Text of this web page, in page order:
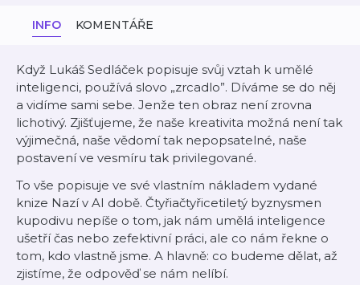
INFO KOMENTÁŘE
Když Lukáš Sedláček popisuje svůj vztah k umělé
inteligenci, používá slovo „zrcadlo”. Díváme se do něj
a vidíme sami sebe. Jenže ten obraz není zrovna
lichotivý. Zjišťujeme, že naše kreativita možná není tak
výjimečná, naše vědomí tak nepopsatelné, naše
postavení ve vesmíru tak privilegované.
To vše popisuje ve své vlastním nákladem vydané
knize Nazí v AI době. Čtyřiačtyřicetiletý byznysmen
kupodivu nepíše o tom, jak nám umělá inteligence
ušetří čas nebo zefektivní práci, ale co nám řekne o
tom, kdo vlastně jsme. A hlavně: co budeme dělat, až
zjistíme, že odpověď se nám nelíbí.